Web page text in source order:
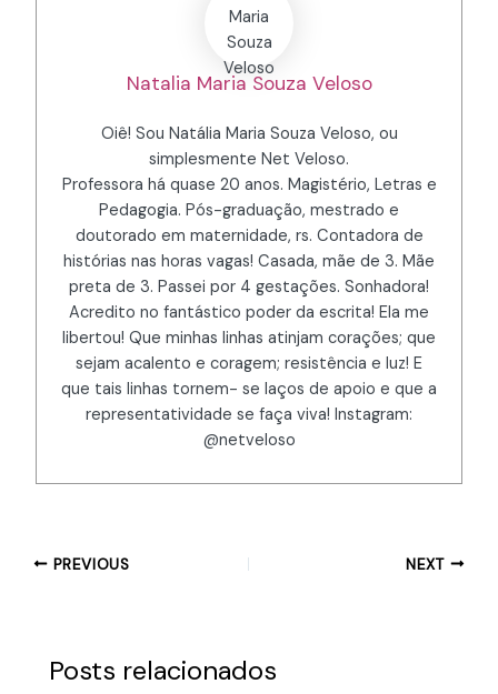
Natalia Maria Souza Veloso
Oiê! Sou Natália Maria Souza Veloso, ou
simplesmente Net Veloso.
Professora há quase 20 anos. Magistério, Letras e
Pedagogia. Pós-graduação, mestrado e
doutorado em maternidade, rs. Contadora de
histórias nas horas vagas! Casada, mãe de 3. Mãe
preta de 3. Passei por 4 gestações. Sonhadora!
Acredito no fantástico poder da escrita! Ela me
libertou! Que minhas linhas atinjam corações; que
sejam acalento e coragem; resistência e luz! E
que tais linhas tornem- se laços de apoio e que a
representatividade se faça viva! Instagram:
@netveloso
PREVIOUS NEXT
Posts relacionados